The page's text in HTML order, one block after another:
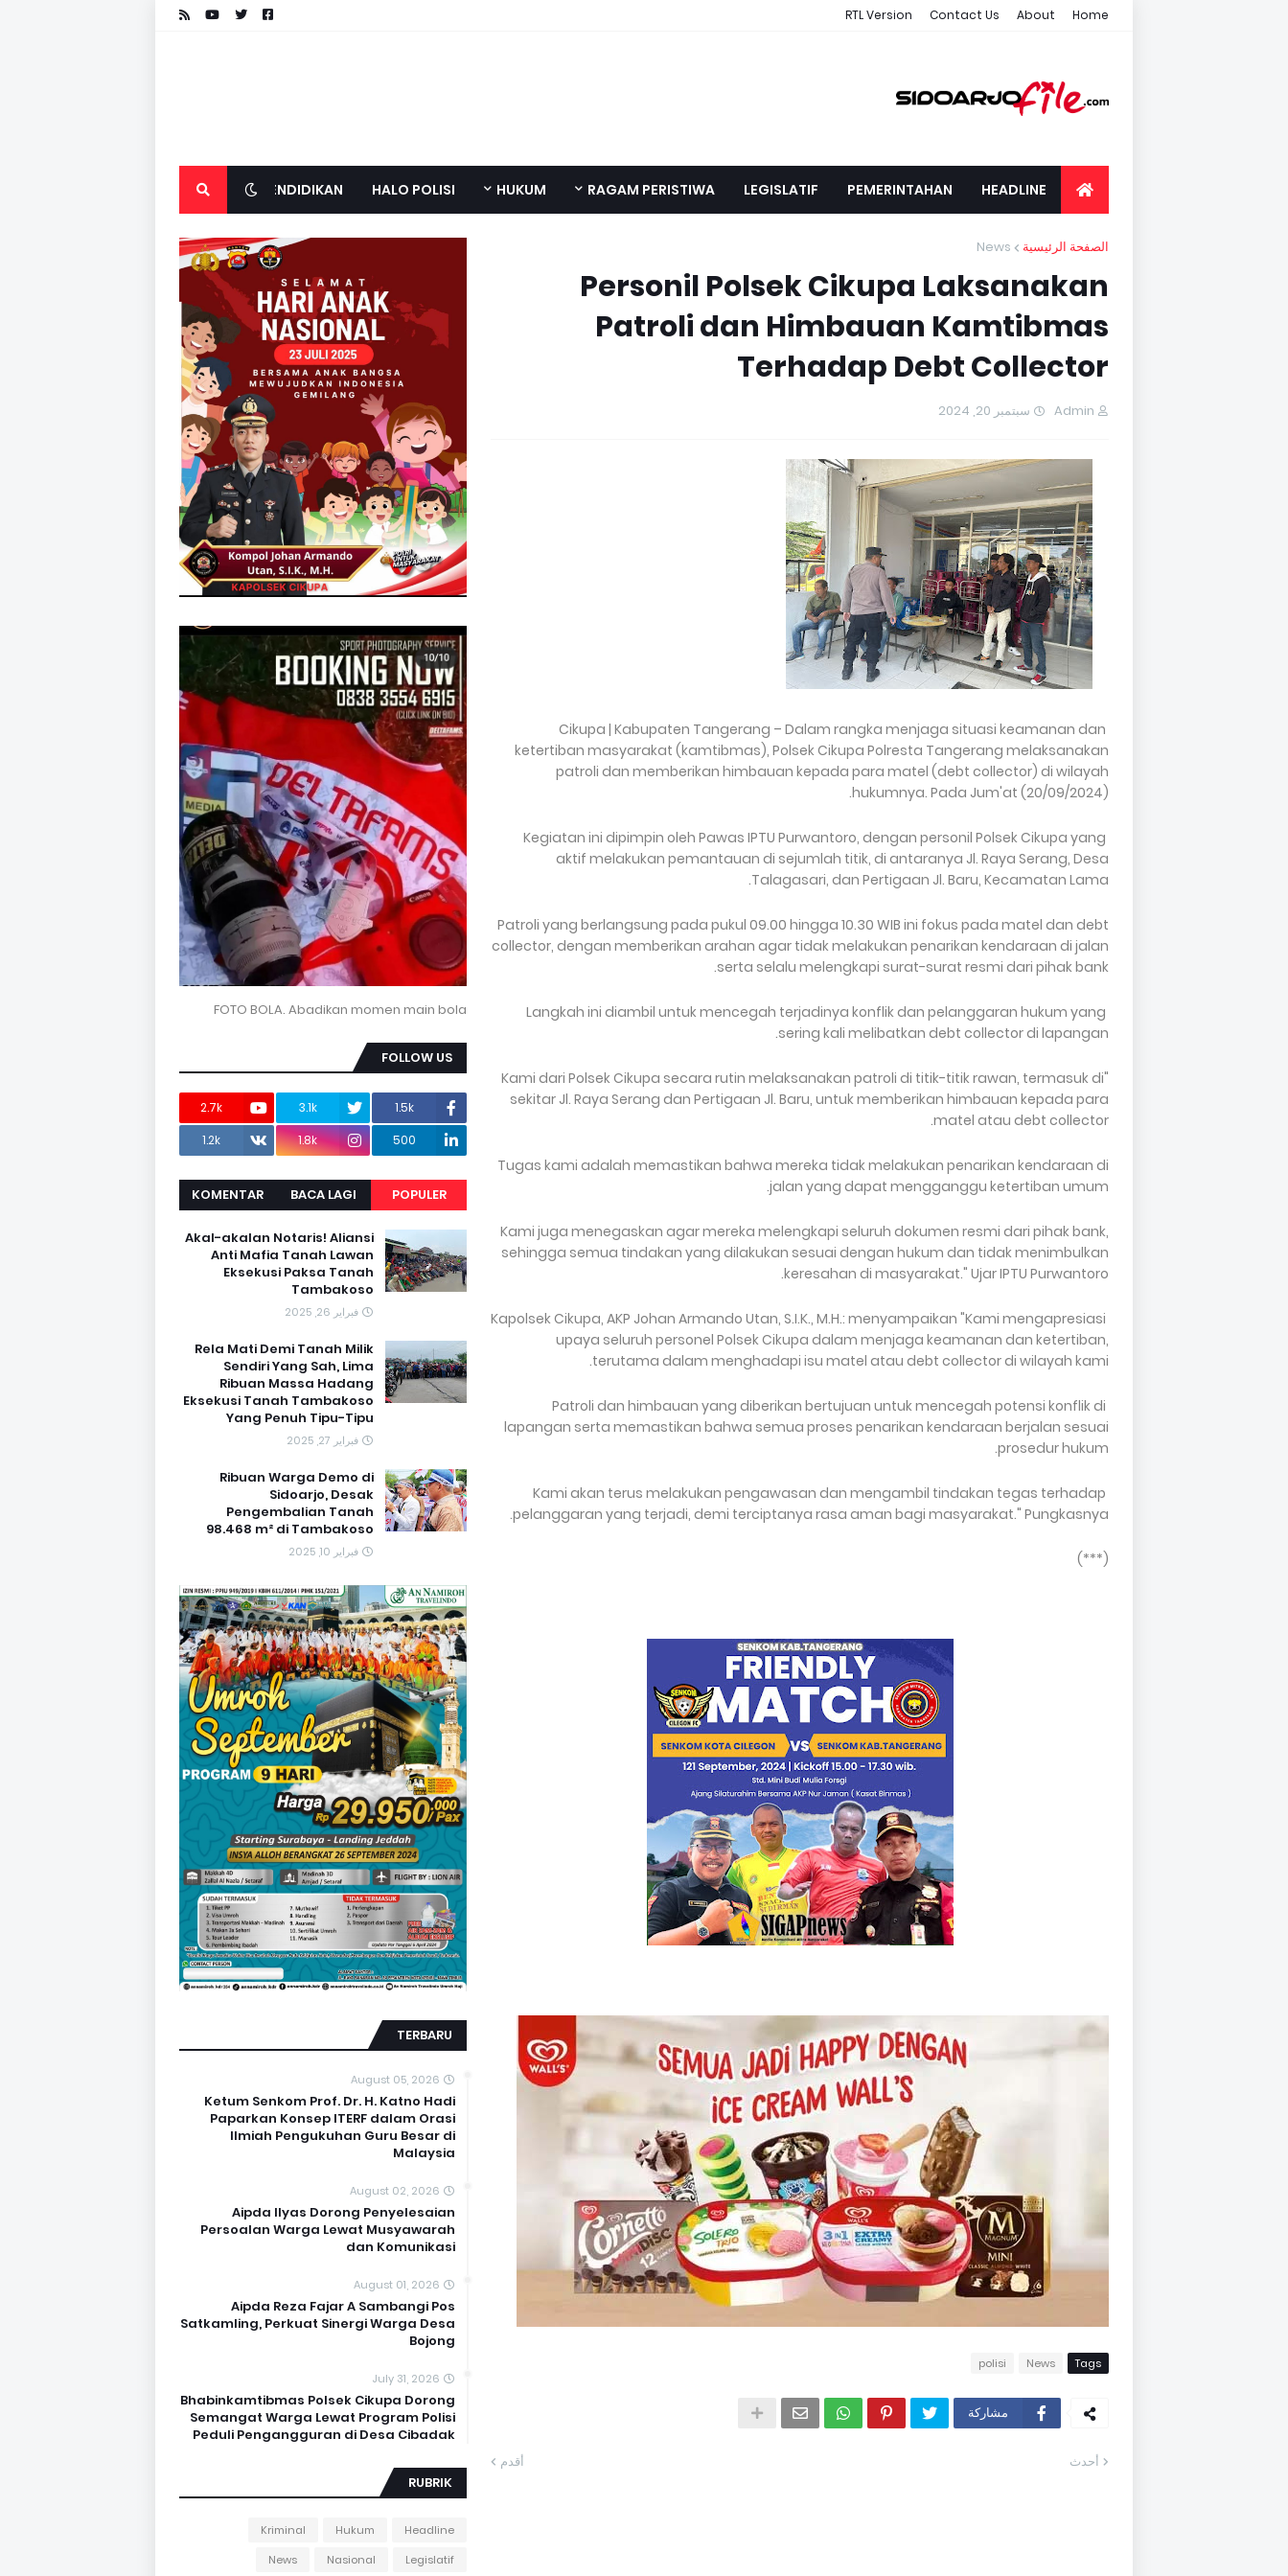
Home
About
Contact Us
RTL Version
HEADLINE
PEMERINTAHAN
LEGISLATIF
RAGAM PERISTIWA
HUKUM
HALO POLISI
PENDIDIKAN
الصفحة الرئيسية News
Personil Polsek Cikupa Laksanakan
Patroli dan Himbauan Kamtibmas
Terhadap Debt Collector
Admin سبتمبر 20, 2024
Cikupa | Kabupaten Tangerang – Dalam rangka menjaga situasi keamanan dan
ketertiban masyarakat (kamtibmas), Polsek Cikupa Polresta Tangerang melaksanakan
patroli dan memberikan himbauan kepada para matel (debt collector) di wilayah
hukumnya. Pada Jum'at (20/09/2024).
Kegiatan ini dipimpin oleh Pawas IPTU Purwantoro, dengan personil Polsek Cikupa yang
aktif melakukan pemantauan di sejumlah titik, di antaranya Jl. Raya Serang, Desa
Talagasari, dan Pertigaan Jl. Baru, Kecamatan Lama.
Patroli yang berlangsung pada pukul 09.00 hingga 10.30 WIB ini fokus pada matel dan debt
collector, dengan memberikan arahan agar tidak melakukan penarikan kendaraan di jalan
serta selalu melengkapi surat-surat resmi dari pihak bank.
Langkah ini diambil untuk mencegah terjadinya konflik dan pelanggaran hukum yang
sering kali melibatkan debt collector di lapangan.
"Kami dari Polsek Cikupa secara rutin melaksanakan patroli di titik-titik rawan, termasuk di
sekitar Jl. Raya Serang dan Pertigaan Jl. Baru, untuk memberikan himbauan kepada para
matel atau debt collector.
Tugas kami adalah memastikan bahwa mereka tidak melakukan penarikan kendaraan di
jalan yang dapat mengganggu ketertiban umum.
Kami juga menegaskan agar mereka melengkapi seluruh dokumen resmi dari pihak bank,
sehingga semua tindakan yang dilakukan sesuai dengan hukum dan tidak menimbulkan
keresahan di masyarakat." Ujar IPTU Purwantoro.
Kapolsek Cikupa, AKP Johan Armando Utan, S.I.K., M.H.: menyampaikan "Kami mengapresiasi
upaya seluruh personel Polsek Cikupa dalam menjaga keamanan dan ketertiban,
terutama dalam menghadapi isu matel atau debt collector di wilayah kami.
Patroli dan himbauan yang diberikan bertujuan untuk mencegah potensi konflik di
lapangan serta memastikan bahwa semua proses penarikan kendaraan berjalan sesuai
prosedur hukum.
Kami akan terus melakukan pengawasan dan mengambil tindakan tegas terhadap
pelanggaran yang terjadi, demi terciptanya rasa aman bagi masyarakat." Pungkasnya.
(***)
Tags
News
polisi
مشاركة
أحدث أقدم
FOTO BOLA. Abadikan momen main bola
FOLLOW US
1.5k
3.1k
2.7k
500
1.8k
1.2k
POPULER
BACA LAGI
KOMENTAR
Akal-akalan Notaris! Aliansi
Anti Mafia Tanah Lawan
Eksekusi Paksa Tanah
Tambakoso
فبراير 26, 2025
Rela Mati Demi Tanah Milik
Sendiri Yang Sah, Lima
Ribuan Massa Hadang
Eksekusi Tanah Tambakoso
Yang Penuh Tipu-Tipu
فبراير 27, 2025
Ribuan Warga Demo di
Sidoarjo, Desak
Pengembalian Tanah
98.468 m² di Tambakoso
فبراير 10, 2025
TERBARU
August 05, 2026
Ketum Senkom Prof. Dr. H. Katno Hadi
Paparkan Konsep ITERF dalam Orasi
Ilmiah Pengukuhan Guru Besar di
Malaysia
August 02, 2026
Aipda Ilyas Dorong Penyelesaian
Persoalan Warga Lewat Musyawarah
dan Komunikasi
August 01, 2026
Aipda Reza Fajar A Sambangi Pos
Satkamling, Perkuat Sinergi Warga Desa
Bojong
July 31, 2026
Bhabinkamtibmas Polsek Cikupa Dorong
Semangat Warga Lewat Program Polisi
Peduli Pengangguran di Desa Cibadak
RUBRIK
Headline
Hukum
Kriminal
Legislatif
Nasional
News